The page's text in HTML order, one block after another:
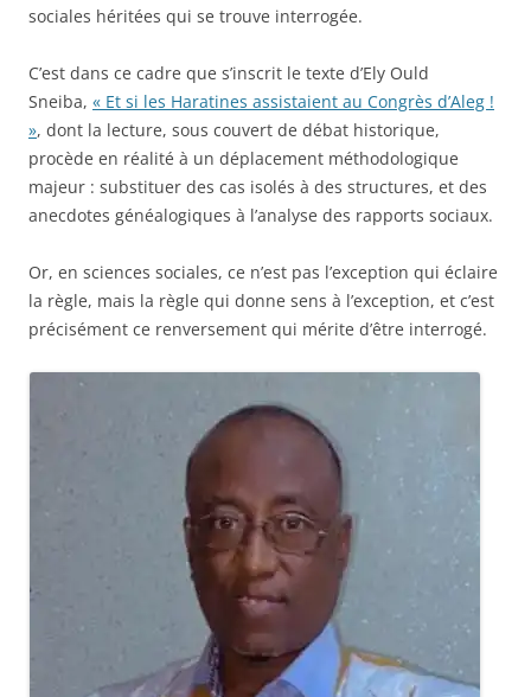
sociales héritées qui se trouve interrogée.
C’est dans ce cadre que s’inscrit le texte d’Ely Ould
Sneiba, « Et si les Haratines assistaient au Congrès d’Aleg !
», dont la lecture, sous couvert de débat historique,
procède en réalité à un déplacement méthodologique
majeur : substituer des cas isolés à des structures, et des
anecdotes généalogiques à l’analyse des rapports sociaux.
Or, en sciences sociales, ce n’est pas l’exception qui éclaire
la règle, mais la règle qui donne sens à l’exception, et c’est
précisément ce renversement qui mérite d’être interrogé.